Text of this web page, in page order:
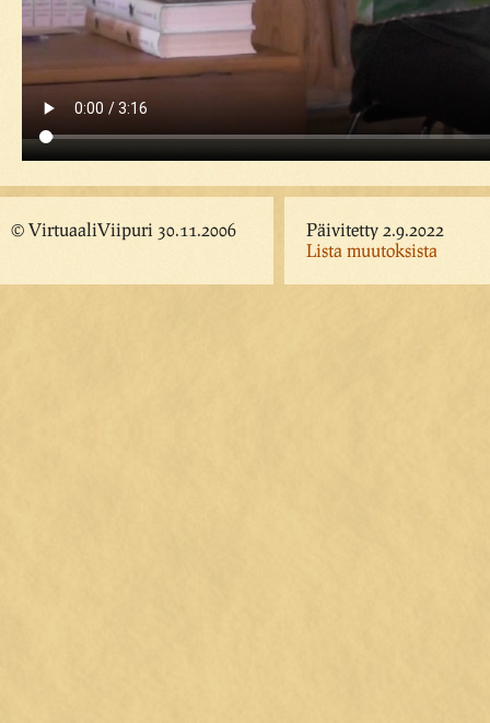
© VirtuaaliViipuri 30.11.2006
Päivitetty 2.9.2022
Lista muutoksista